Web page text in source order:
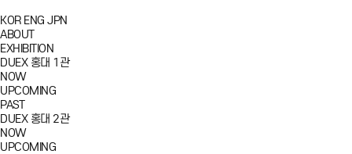
KOR ENG JPN
ABOUT
EXHIBITION
DUEX 홍대 1관
NOW
UPCOMING
PAST
DUEX 홍대 2관
NOW
UPCOMING